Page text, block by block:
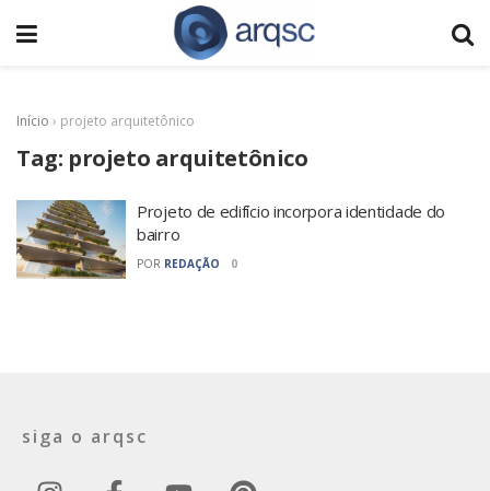
Início › projeto arquitetônico
Tag: projeto arquitetônico
Projeto de edifício incorpora identidade do
bairro
POR REDAÇÃO 0
siga o arqsc